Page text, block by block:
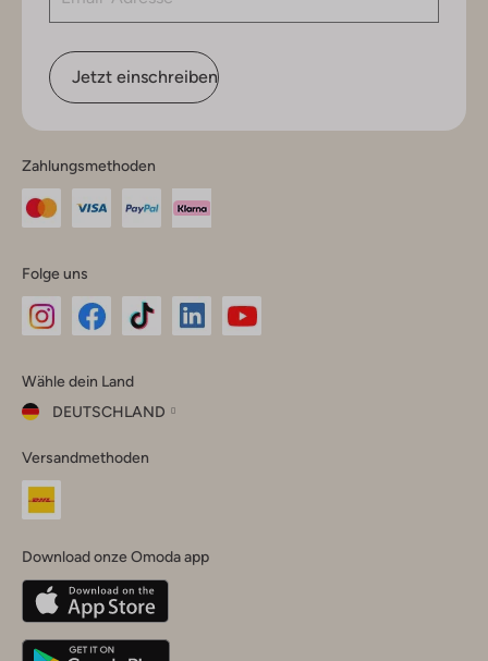
Jetzt einschreiben
Zahlungsmethoden
Folge uns
Instagram
Facebook
TikTok
Wähle dein Land
DEUTSCHLAND
dein
Land
Belgique(Français)
Deutschland
Versandmethoden
Download onze Omoda app